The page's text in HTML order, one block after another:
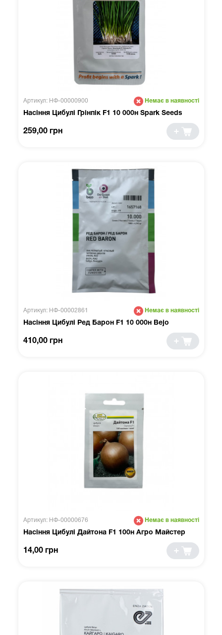
Артикул: НФ-00000900 Немає в наявності
Насіння Цибулі Грінпік F1 10 000н Spark Seeds
259,00 грн
Артикул: НФ-00002861 Немає в наявності
Насіння Цибулі Ред Барон F1 10 000н Bejo
410,00 грн
Артикул: НФ-00000676 Немає в наявності
Насіння Цибулі Дайтона F1 100н Агро Майстер
14,00 грн